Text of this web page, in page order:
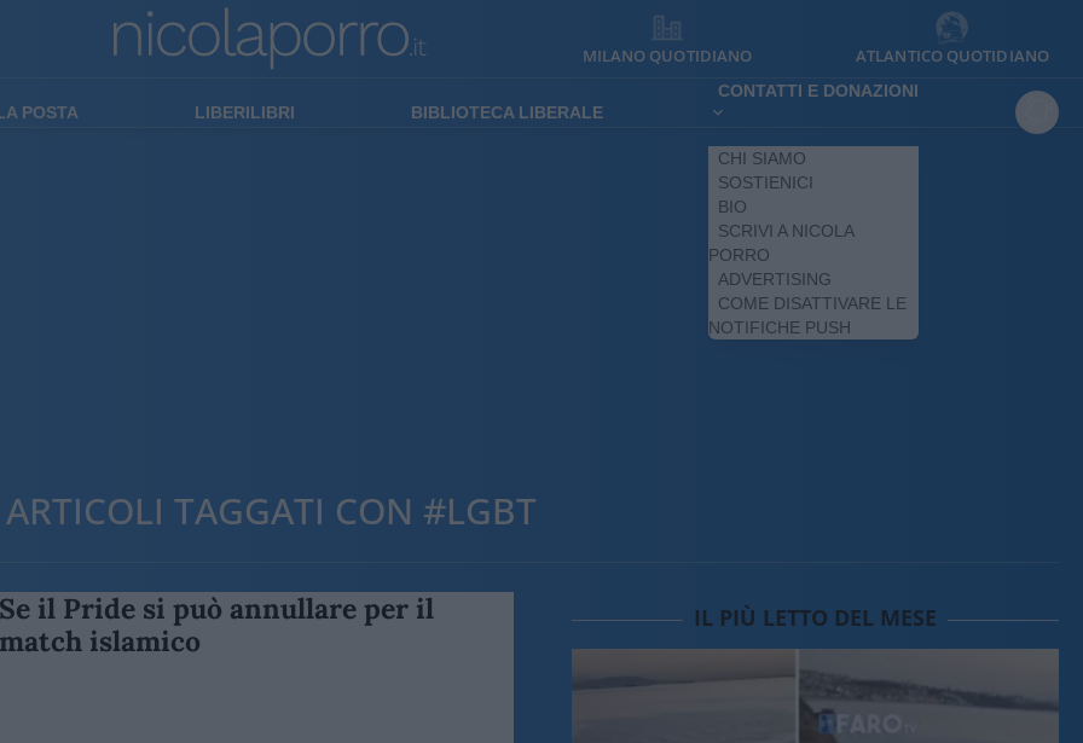
MILANO QUOTIDIANO ATLANTICO QUOTIDIANO
POSTA LIBERILIBRI BIBLIOTECA LIBERALE
CONTATTI E DONAZIONI
CHI SIAMO
SOSTIENICI
BIO
SCRIVI A NICOLA
PORRO
ADVERTISING
COME DISATTIVARE LE
NOTIFICHE PUSH
ARTICOLI TAGGATI CON #LGBT
Se il Pride si può annullare per il
match islamico
IL PIÙ LETTO DEL MESE